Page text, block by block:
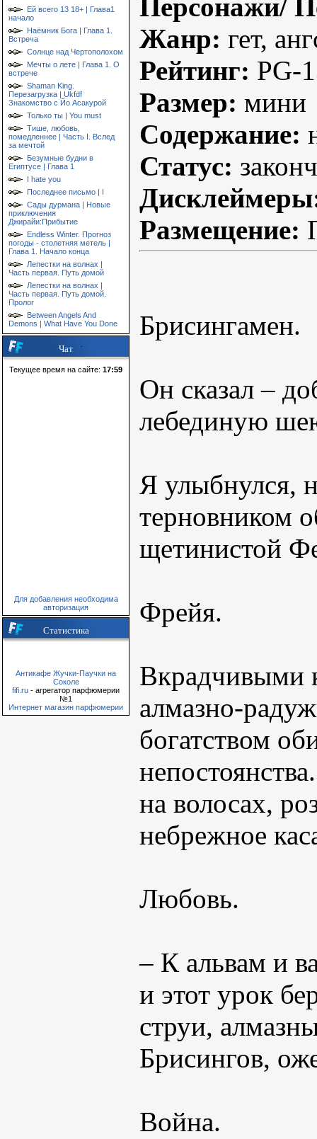
Ей всего 13 18+ | Глава1
начало
Наёмник Бога | Глава 1.
Встреча
Солнце над Чертополохом
Мечты о лете | Глава 1. О
встрече
Shaman King.
Перезагрузка | Ukfdf
Знакомство с Йо Асакурой
Только ты | You must
Тише, любовь,
помедленнее | Часть I. Вслед
за мечтой
Безумные будни в
Египтусе | Глава 1
I hate you
Последнее письмо | I
Сады дурмана | Новые
приключения
Джирайи:Прибытие
Endless Winter. Прогноз
погоды - столетняя метель |
Глава 1. Начало конца
Лепестки на волнах |
Часть первая. Путь домой
Лепестки на волнах |
Часть первая. Путь домой.
Пролог
Between Angels And
Demons | What Have You Done
Чат
Текущее время на сайте: 17:59
Для добавления необходима
авторизация
Статистика
Антикафе Жучки-Паучки на
Соколе
fifi.ru - агрегатор парфюмерии
№1
Интернет магазин парфюмерии
Персонажи/
Жанр: гет,
Рейтинг: PG-
Размер: мини
Содержание:
Статус:
Размещение:
Брисингамен.
Он сказал –
лебединую
Я улыбнулся,
терновником
щетинистой
Фрейя.
Вкрадчивыми
алмазно-
богатством
на волосах,
небрежное
Любовь.
– К альвам и
и этот урок
струи,
Брисингов,
Война.